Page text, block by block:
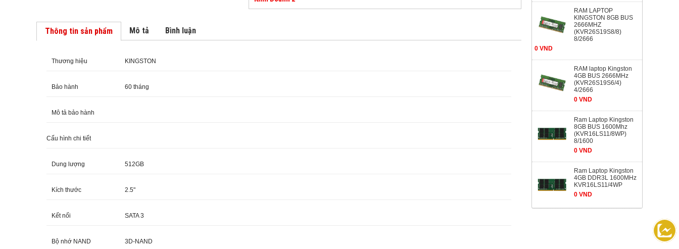
Thông tin sản phẩm Mô tả Bình luận
Thương hiệu KINGSTON
Bảo hành 60 tháng
Mô tả bảo hành
Cấu hình chi tiết
Dung lượng 512GB
Kích thước 2.5"
Kết nối SATA 3
Bộ nhớ NAND 3D-NAND
RAM LAPTOP
KINGSTON 8GB BUS
2666MHZ
(KVR26S19S8/8)
8/2666
0 VND
RAM laptop Kingston
4GB BUS 2666MHz
(KVR26S19S6/4)
4/2666
0 VND
Ram Laptop Kingston
8GB BUS 1600Mhz
(KVR16LS11/8WP)
8/1600
0 VND
Ram Laptop Kingston
4GB DDR3L 1600MHz
KVR16LS11/4WP
0 VND